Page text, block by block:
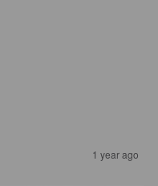
1 year ago